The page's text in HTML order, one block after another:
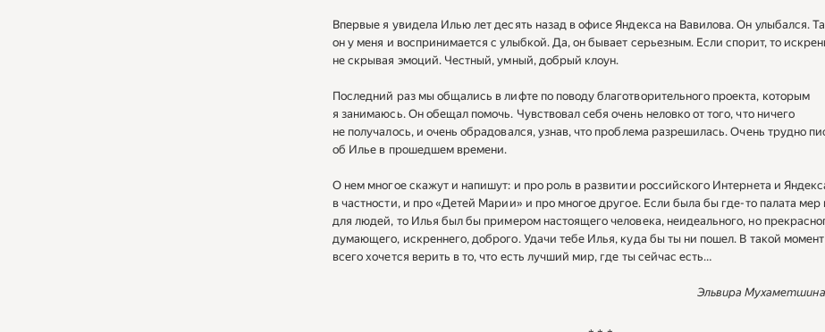
Впервые я увидела Илью лет десять назад в офисе Яндекса на Вавилова. Он улыбался.
он у меня и воспринимается с улыбкой. Да, он бывает серьезным. Если спорит, то
не скрывая эмоций. Честный, умный, добрый клоун.
Последний раз мы общались в лифте по поводу благотворительного проекта, которым
я занимаюсь. Он обещал помочь. Чувствовал себя очень неловко от того, что ничего
не получалось, и очень обрадовался, узнав, что проблема разрешилась. Очень трудно
об Илье в прошедшем времени.
О нем многое скажут и напишут: и про роль в развитии российского Интернета и
в частности, и про «Детей Марии» и про многое другое. Если была бы где-то палата мер
для людей, то Илья был бы примером настоящего человека, неидеального, но
думающего, искреннего, доброго. Удачи тебе Илья, куда бы ты ни пошел. В такой
всего хочется верить в то, что есть лучший мир, где ты сейчас есть…
Эльвира